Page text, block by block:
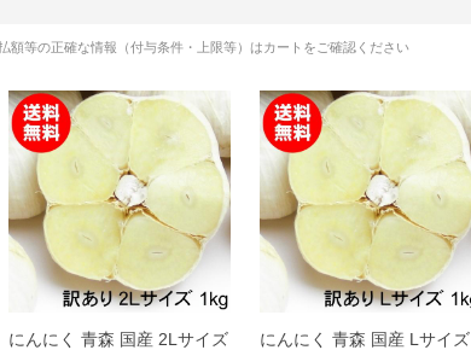
額等の正確な情報（付与条件・上限等）はカートをご確認ください
にんにく 青森 国産 2Lサイズ
にんにく 青森 国産 Lサイズ